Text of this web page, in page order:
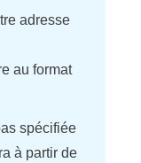
adresse
au format
spécifiée
à partir de